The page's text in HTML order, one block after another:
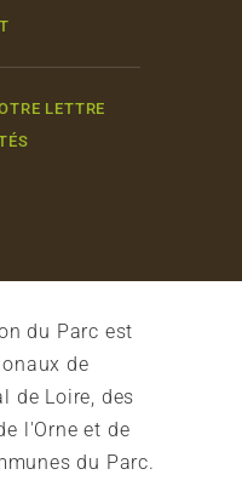
LETTRE
du Parc est
de
de Loire, des
l'Orne et de
du Parc.